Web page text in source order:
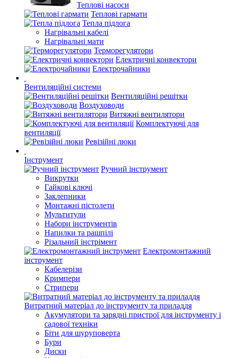
Теплові насоси
Теплові гармати
Тепла підлога
Нагрівальні кабелі
Нагрівальні мати
Терморегулятори
Електричні конвектори
Електрочайники
Вентиляційні системи
Вентиляційні решітки
Воздуховоди
Витяжні вентилятори
Комплектуючі для
вентиляції
Ревізійні люки
Інструмент
Ручний інструмент
Викрутки
Гайкові ключі
Заклепники
Монтажні пістолети
Мультитули
Набори інструментів
Напилки та рашпілі
Різальний інстрімент
Електромонтажний
інструмент
Кабелерізи
Кримпери
Стрипери
Витратний матеріал до інструменту та приладдя
Акумулятори та зарядні пристрої для інструменту і
садової техніки
Біти для шуруповерта
Бури
Диски